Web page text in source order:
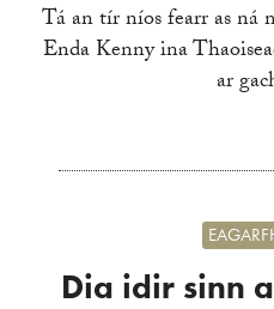
Tá an tír níos fearr as ná
Enda Kenny ina
ar
Dia idir sinn